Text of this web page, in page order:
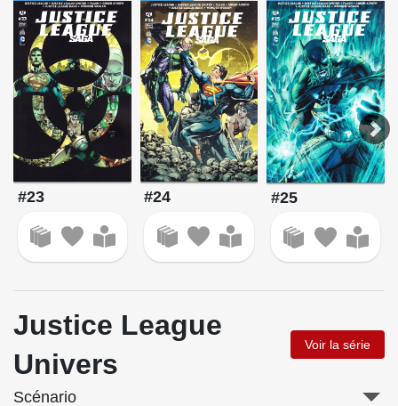
#23 #24 #25
Justice League
Univers
Voir la série
Scénario